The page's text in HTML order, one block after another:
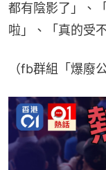
都有陰影了」、
啦」、「真的受
（fb群組「爆廢